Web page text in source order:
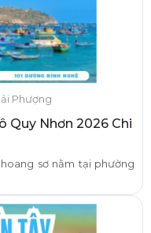
Phượng
Quy Nhơn 2026 Chi
sơ nằm tại phường